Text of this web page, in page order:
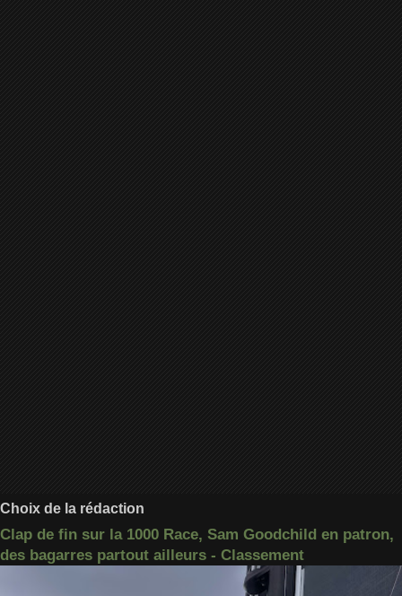
Choix de la rédaction
Clap de fin sur la 1000 Race, Sam Goodchild en patron,
des bagarres partout ailleurs - Classement